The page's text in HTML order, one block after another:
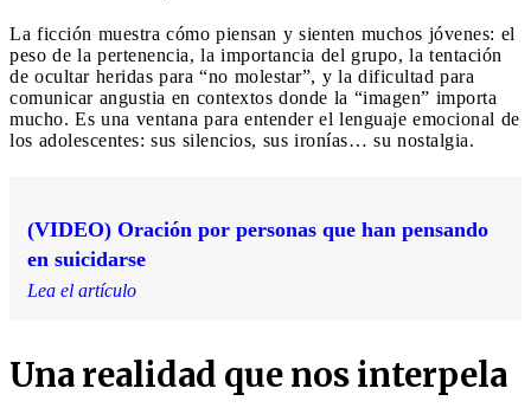
La ficción muestra cómo piensan y sienten muchos jóvenes: el
peso de la pertenencia, la importancia del grupo, la tentación
de ocultar heridas para “no molestar”, y la dificultad para
comunicar angustia en contextos donde la “imagen” importa
mucho. Es una ventana para entender el lenguaje emocional de
los adolescentes: sus silencios, sus ironías… su nostalgia.
(VIDEO) Oración por personas que han pensando
en suicidarse
Lea el artículo
Una realidad que nos interpela